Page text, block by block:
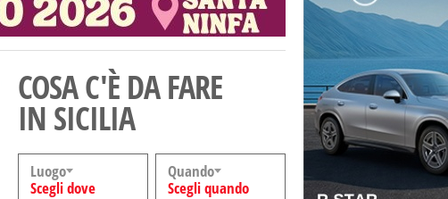
COSA C'È DA FARE
IN SICILIA
Luogo
Scegli dove
Quando
Scegli quando